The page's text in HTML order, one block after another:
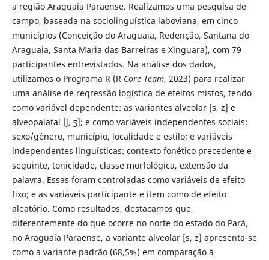
a região Araguaia Paraense. Realizamos uma pesquisa de
campo, baseada na sociolinguística laboviana, em cinco
municípios (Conceição do Araguaia, Redenção, Santana do
Araguaia, Santa Maria das Barreiras e Xinguara), com 79
participantes entrevistados. Na análise dos dados,
utilizamos o Programa R (R Core Team, 2023) para realizar
uma análise de regressão logística de efeitos mistos, tendo
como variável dependente: as variantes alveolar [s, z] e
alveopalatal [ʃ, ʒ]; e como variáveis independentes sociais:
sexo/gênero, município, localidade e estilo; e variáveis
independentes linguísticas: contexto fonético precedente e
seguinte, tonicidade, classe morfológica, extensão da
palavra. Essas foram controladas como variáveis de efeito
fixo; e as variáveis participante e item como de efeito
aleatório. Como resultados, destacamos que,
diferentemente do que ocorre no norte do estado do Pará,
no Araguaia Paraense, a variante alveolar [s, z] apresenta-se
como a variante padrão (68,5%) em comparação à